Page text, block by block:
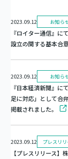
2023.09.12 お知ら
『ロイター通信』
設立の関する基本合
2023.09.12 お知ら
『日本経済新聞』
足に対応」として合
掲載されました。
2023.09.12 プレスリリ
【プレスリリース